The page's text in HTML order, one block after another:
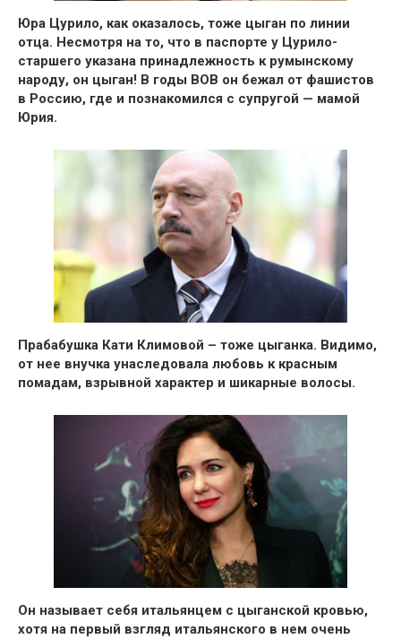
Юра Цурило, как оказалось, тоже цыган по линии
отца. Несмотря на то, что в паспорте у Цурило-
старшего указана принадлежность к румынскому
народу, он цыган! В годы ВОВ он бежал от фашистов
в Россию, где и познакомился с супругой — мамой
Юрия.
Прабабушка Кати Климовой – тоже цыганка. Видимо,
от нее внучка унаследовала любовь к красным
помадам, взрывной характер и шикарные волосы.
Он называет себя итальянцем с цыганской кровью,
хотя на первый взгляд итальянского в нем очень